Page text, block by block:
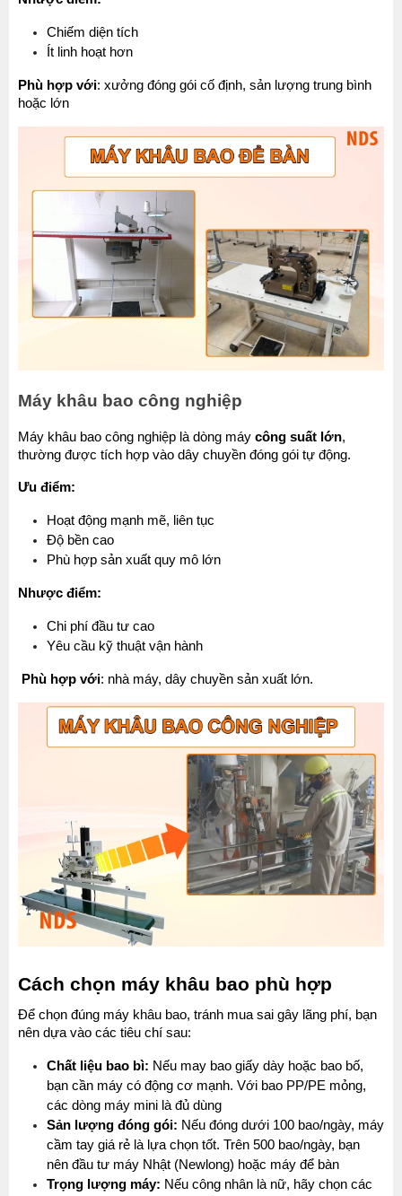
Chiếm diện tích
Ít linh hoạt hơn
Phù hợp với: xưởng đóng gói cố định, sản lượng trung bình
hoặc lớn
Máy khâu bao công nghiệp
Máy khâu bao công nghiệp là dòng máy công suất lớn,
thường được tích hợp vào dây chuyền đóng gói tự động.
Ưu điểm:
Hoạt động mạnh mẽ, liên tục
Độ bền cao
Phù hợp sản xuất quy mô lớn
Nhược điểm:
Chi phí đầu tư cao
Yêu cầu kỹ thuật vận hành
Phù hợp với: nhà máy, dây chuyền sản xuất lớn.
Cách chọn máy khâu bao phù hợp
Để chọn đúng máy khâu bao, tránh mua sai gây lãng phí, bạn
nên dựa vào các tiêu chí sau:
Chất liệu bao bì: Nếu may bao giấy dày hoặc bao bố,
bạn cần máy có động cơ mạnh. Với bao PP/PE mỏng,
các dòng máy mini là đủ dùng
Sản lượng đóng gói: Nếu đóng dưới 100 bao/ngày, máy
cầm tay giá rẻ là lựa chọn tốt. Trên 500 bao/ngày, bạn
nên đầu tư máy Nhật (Newlong) hoặc máy để bàn
Trọng lượng máy: Nếu công nhân là nữ, hãy chọn các